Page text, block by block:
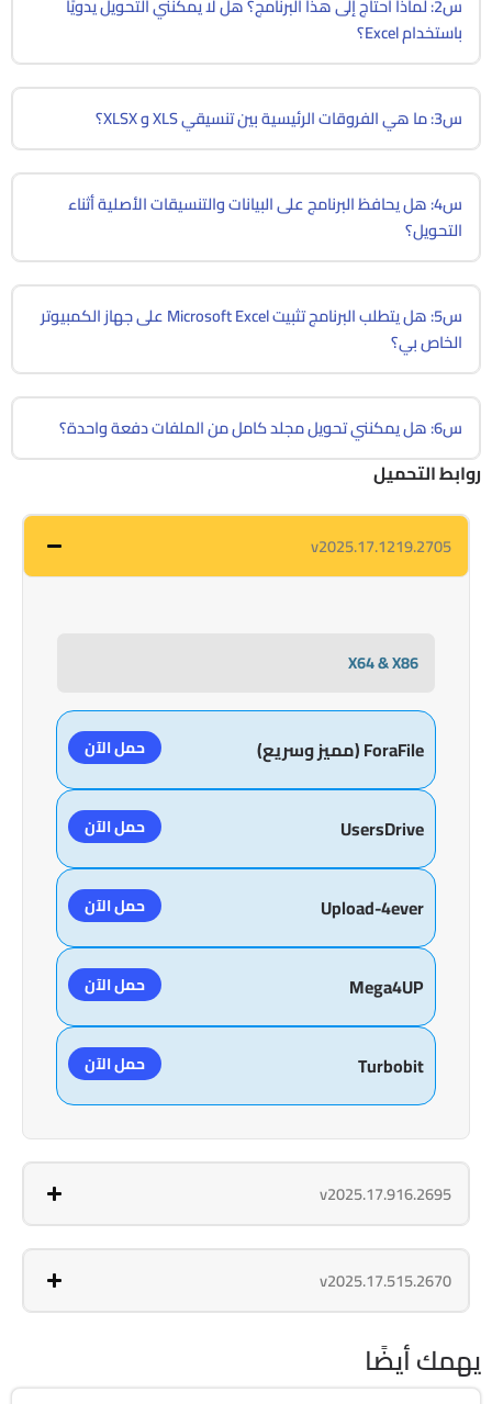
س2: لماذا أحتاج إلى هذا البرنامج؟ هل لا يمكنني التحويل يدويًا
باستخدام Excel؟
س3: ما هي الفروقات الرئيسية بين تنسيقي XLS و XLSX؟
س4: هل يحافظ البرنامج على البيانات والتنسيقات الأصلية أثناء
التحويل؟
س5: هل يتطلب البرنامج تثبيت Microsoft Excel على جهاز الكمبيوتر
الخاص بي؟
س6: هل يمكنني تحويل مجلد كامل من الملفات دفعة واحدة؟
روابط التحميل
v2025.17.1219.2705
X64 & X86
ForaFile (مميز وسريع) حمل الآن
UsersDrive حمل الآن
Upload-4ever حمل الآن
Mega4UP حمل الآن
Turbobit حمل الآن
v2025.17.916.2695
v2025.17.515.2670
يهمك أيضًا